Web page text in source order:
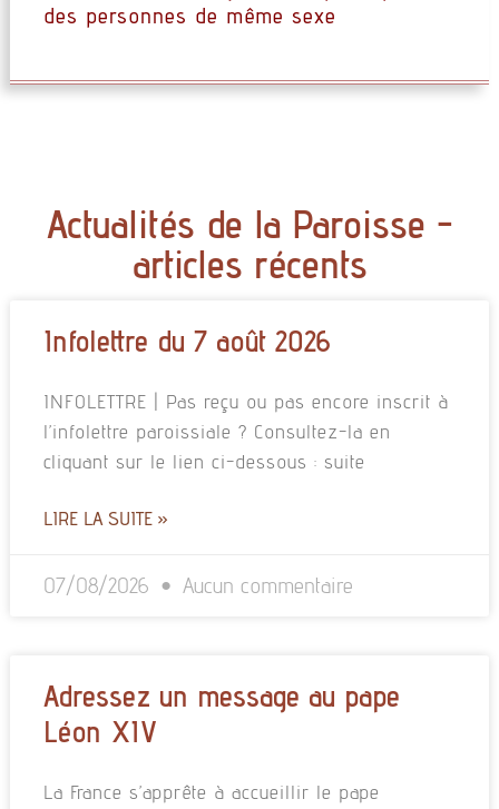
des personnes de même sexe
Actualités de la Paroisse -
articles récents
Infolettre du 7 août 2026
INFOLETTRE | Pas reçu ou pas encore inscrit à
l’infolettre paroissiale ? Consultez-la en
cliquant sur le lien ci-dessous : suite
LIRE LA SUITE »
07/08/2026 Aucun commentaire
Adressez un message au pape
Léon XIV
La France s’apprête à accueillir le pape